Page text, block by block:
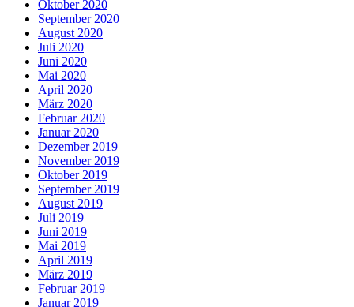
Oktober 2020
September 2020
August 2020
Juli 2020
Juni 2020
Mai 2020
April 2020
März 2020
Februar 2020
Januar 2020
Dezember 2019
November 2019
Oktober 2019
September 2019
August 2019
Juli 2019
Juni 2019
Mai 2019
April 2019
März 2019
Februar 2019
Januar 2019